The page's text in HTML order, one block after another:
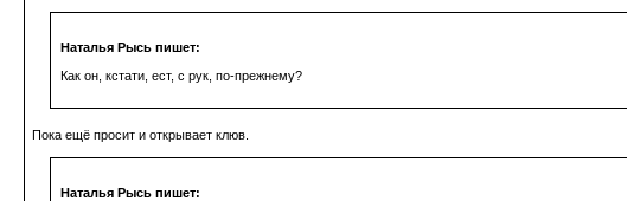
Наталья Рысь пишет:
Как он, кстати, ест, с рук, по-прежнему?
Пока ещё просит и открывает клюв.
Наталья Рысь пишет: